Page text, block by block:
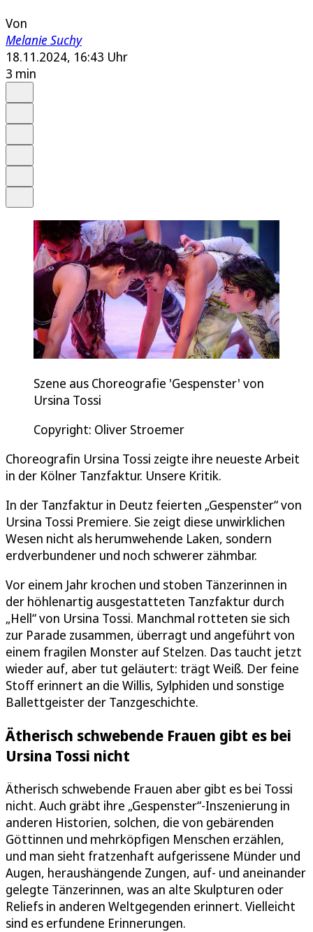
Von
Melanie Suchy
18.11.2024, 16:43 Uhr
3 min
Szene aus Choreografie 'Gespenster' von
Ursina Tossi
Copyright: Oliver Stroemer
Choreografin Ursina Tossi zeigte ihre neueste Arbeit
in der Kölner Tanzfaktur. Unsere Kritik.
In der Tanzfaktur in Deutz feierten „Gespenster“ von
Ursina Tossi Premiere. Sie zeigt diese unwirklichen
Wesen nicht als herumwehende Laken, sondern
erdverbundener und noch schwerer zähmbar.
Vor einem Jahr krochen und stoben Tänzerinnen in
der höhlenartig ausgestatteten Tanzfaktur durch
„Hell“ von Ursina Tossi. Manchmal rotteten sie sich
zur Parade zusammen, überragt und angeführt von
einem fragilen Monster auf Stelzen. Das taucht jetzt
wieder auf, aber tut geläutert: trägt Weiß. Der feine
Stoff erinnert an die Willis, Sylphiden und sonstige
Ballettgeister der Tanzgeschichte.
Ätherisch schwebende Frauen gibt es bei
Ursina Tossi nicht
Ätherisch schwebende Frauen aber gibt es bei Tossi
nicht. Auch gräbt ihre „Gespenster“-Inszenierung in
anderen Historien, solchen, die von gebärenden
Göttinnen und mehrköpfigen Menschen erzählen,
und man sieht fratzenhaft aufgerissene Münder und
Augen, heraushängende Zungen, auf- und aneinander
gelegte Tänzerinnen, was an alte Skulpturen oder
Reliefs in anderen Weltgegenden erinnert. Vielleicht
sind es erfundene Erinnerungen.